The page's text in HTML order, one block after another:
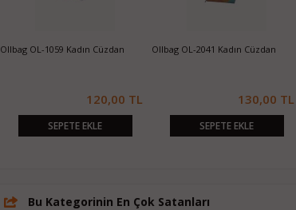
Ollbag OL-1059 Kadın Cüzdan
120,00 TL
SEPETE EKLE
Ollbag OL-2041 Kadın Cüzdan
130,00 TL
SEPETE EKLE
Bu Kategorinin En Çok Satanları